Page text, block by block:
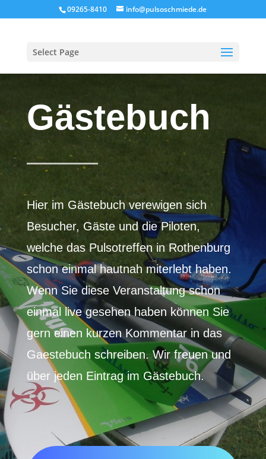
09265-8410 info@pulsoschmiede.de
Select Page
Gästebuch
Hier im Gästebuch verewigen sich
Besucher, Gäste und die Piloten,
welche das Pulsotreffen in Rothenburg
schon einmal hautnah miterlebt haben.
Wenn Sie diese Veranstaltung schon
einmal live gesehen haben können Sie
gern einen kurzen Kommentar in das
Gaestebuch schreiben. Wir freuen und
über jeden Eintrag im Gästebuch.